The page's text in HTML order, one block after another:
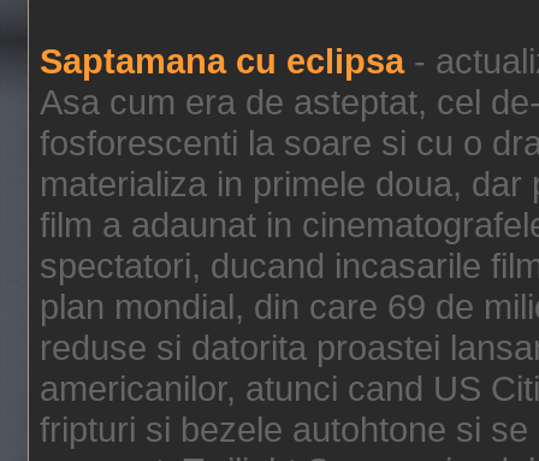
Saptamana cu eclipsa-
Asa cum era de asteptat, cel
fosforescenti la soare si cu o
materializa in primele doua,
film a adaunat in
spectatori, ducand incasarile
plan mondial, din care 69 de
reduse si datorita proastei
americanilor, atunci cand US
fripturi si bezele autohtone si